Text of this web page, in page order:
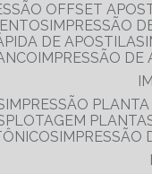
OFFSET
IMPRESSÃO
DE APOSTILAS
IMPRESSÃO
IMPRESSÃO
PLOTAGEM
IMPRESSÃO